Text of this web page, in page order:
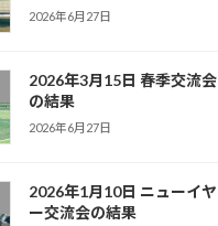
2026年6月27日
2026年3月15日 春季交流会
の結果
2026年6月27日
2026年1月10日 ニューイヤ
ー交流会の結果